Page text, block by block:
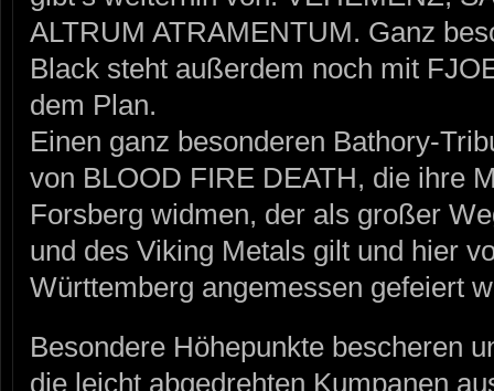
ALTRUM ATRAMENTUM. Ganz
Black steht außerdem noch mit
dem Plan.
Einen ganz besonderen Bathory-
von BLOOD FIRE DEATH, die ihre
Forsberg widmen, der als großer
und des Viking Metals gilt und hier
Württemberg angemessen gefeiert
Besondere Höhepunkte bescheren
die leicht abgedrehten Kumpanen